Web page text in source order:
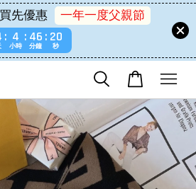
先優惠
一年一度父親節
4
小時
46
分鐘
20
秒